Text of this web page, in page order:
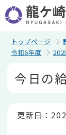
の
ペ
トップページ
令和6年度
今日の
更新日：